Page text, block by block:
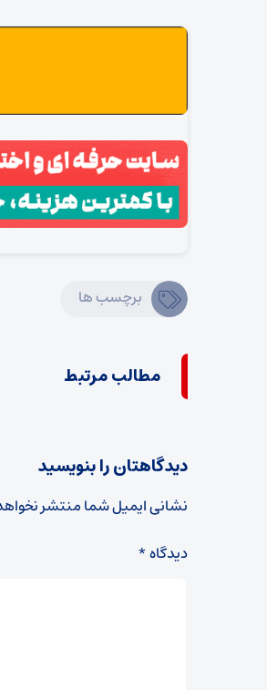
برچسب ها
مطالب مرتبط
دیدگاهتان را بنویسید
نشانی ایمیل شما منتشر
دیدگاه*